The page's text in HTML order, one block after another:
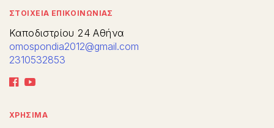
ΣΤΟΙΧΕΙΑ ΕΠΙΚΟΙΝΩΝΙΑΣ
Καποδιστρίου 24 Αθήνα
omospondia2012@gmail.com
2310532853
ΧΡΗΣΙΜΑ